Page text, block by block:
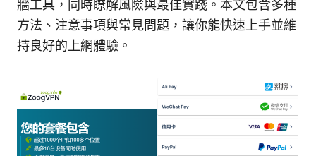
牆工具，同時瞭解風險與最佳實踐。本文包含多種
方法、注意事項與常見問題，讓你能快速上手並維
持良好的上網體驗。